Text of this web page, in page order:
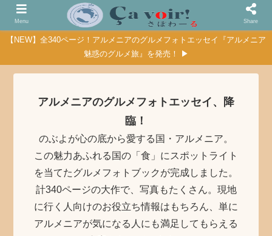
【NEW】全340ページ！アルメニアのグルメフォトエッセイ『アルメニア
魅惑のグルメ旅』を発売！ ▶
アルメニアのグルメフォトエッセイ、降
臨！
のぶよが心の底から愛する国・アルメニア。
この魅力あふれる国の「食」にスポットライト
を当てたグルメフォトブックが完成しました。
計340ページの大作で、写真もたくさん。現地
に行く人向けのお役立ち情報はもちろん、単に
アルメニアが気になる人にも満足してもらえる
Menu Share